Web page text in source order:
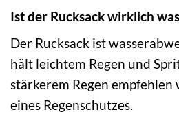
Ist der Rucksack wirklich
Der Rucksack ist
hält leichtem Regen und
stärkerem Regen
eines Regenschutzes.